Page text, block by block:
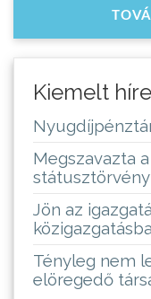
Kiemelt
Megszavazta
Jön az
Tényleg nem
elöregedő